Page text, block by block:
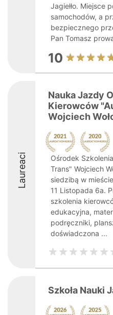
Jagiełło. Miejsce
samochodów, a
bezpiecznego
Pan Tomasz
10
Laureaci
Nauka Jazdy
Kierowców
Wojciech
Ośrodek
Trans" Wojciech
siedzibą w
11 Listopada 6a.
szkolenia
edukacyjna,
podręczniki,
doświadczona ...
Szkoła Nauki